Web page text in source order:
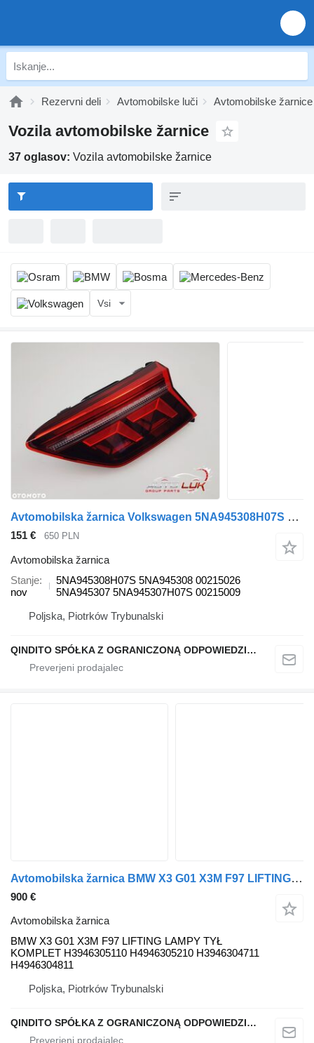
Rezervni deli Avtomobilske luči Avtomobilske žarnice
Vozila avtomobilske žarnice
37 oglasov: Vozila avtomobilske žarnice
Vsi
Avtomobilska žarnica Volkswagen 5NA945308H07S za vozilo
151 € 650 PLN
Avtomobilska žarnica
Stanje
nov
5NA945308H07S 5NA945308 00215026
5NA945307 5NA945307H07S 00215009
Poljska, Piotrków Trybunalski
QINDITO SPÓŁKA Z OGRANICZONĄ ODPOWIEDZIALNOŚCIĄ
Avtomobilska žarnica BMW X3 G01 X3M F97 LIFTING LAMPY TYŁ KOMPLET H3946305110 H4946305210 BMW za vozilo BMW BMW X3 G01 X3M F97 LIFTING LAMPY TYŁ KOMPLET H3946305110 H4946305210 H3946304711 H4946304811
900 €
Avtomobilska žarnica
BMW X3 G01 X3M F97 LIFTING LAMPY TYŁ
KOMPLET H3946305110 H4946305210 H3946304711
H4946304811
Poljska, Piotrków Trybunalski
QINDITO SPÓŁKA Z OGRANICZONĄ ODPOWIEDZIALNOŚCIĄ